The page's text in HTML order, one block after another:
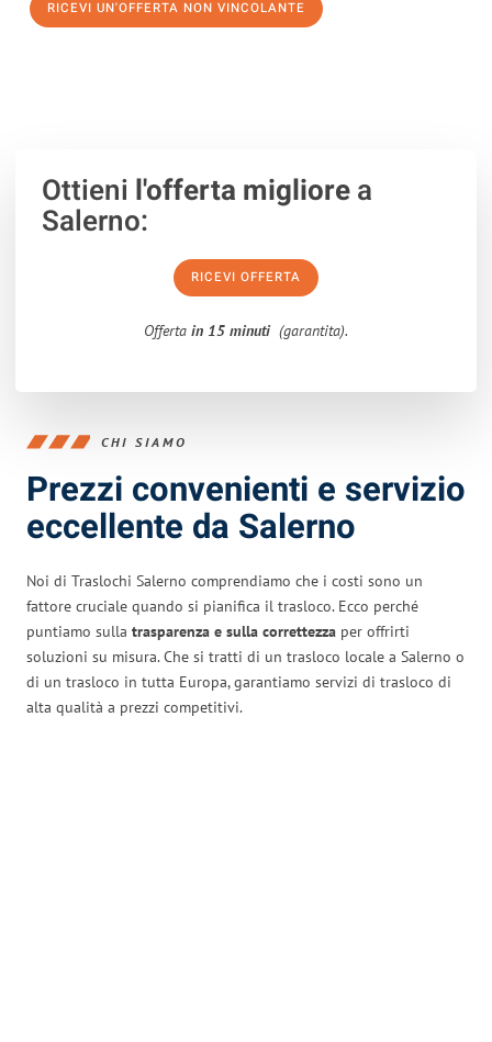
RICEVI UN'OFFERTA NON VINCOLANTE
Ottieni l'offerta migliorea
Salerno:
RICEVI OFFERTA
Offerta in 15 minuti (garantita).
CHI SIAMO
Prezzi convenienti e servizio
eccellente da Salerno
Noi di Traslochi Salerno comprendiamo che i costi sono un
fattore cruciale quando si pianifica il trasloco. Ecco perché
puntiamo sulla trasparenza e sulla correttezza per offrirti
soluzioni su misura. Che si tratti di un trasloco locale a Salerno o
di un trasloco in tutta Europa, garantiamo servizi di trasloco di
alta qualità a prezzi competitivi.